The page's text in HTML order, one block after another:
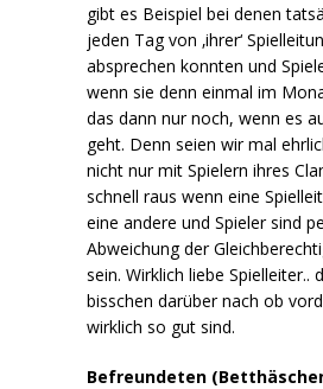
gibt es Beispiel bei denen
jeden Tag von ‚ihrer‘
absprechen konnten und
wenn sie denn einmal im
das dann nur noch, wenn es
geht. Denn seien wir mal
nicht nur mit Spielern ihres
schnell raus wenn eine
eine andere und Spieler sind
Abweichung der
sein. Wirklich liebe Spielleiter..
bisschen darüber nach ob
wirklich so gut sind.
Befreundeten